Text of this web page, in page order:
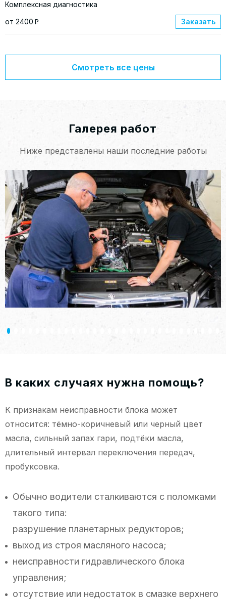
Комплексная диагностика
от 2400 p Заказать
Смотреть все цены
Галерея работ
Ниже представлены наши последние работы
В каких случаях нужна помощь?
К признакам неисправности блока может
относится: тёмно-коричневый или черный цвет
масла, сильный запах гари, подтёки масла,
длительный интервал переключения передач,
пробуксовка.
Обычно водители сталкиваются с поломками
такого типа:
разрушение планетарных редукторов;
выход из строя масляного насоса;
неисправности гидравлического блока
управления;
отсутствие или недостаток в смазке верхнего